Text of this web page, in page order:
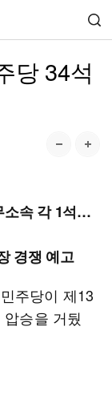
당 34석
소속 각 1석…
경쟁 예고
주당이 제13
승을 거뒀